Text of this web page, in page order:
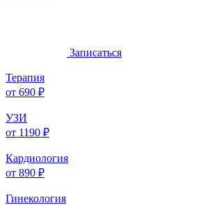
Записаться
Терапия
от 690 ₽
УЗИ
от 1190 ₽
Кардиология
от 890 ₽
Гинекология